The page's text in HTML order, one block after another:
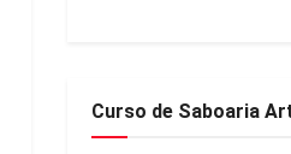
Curso de Saboaria